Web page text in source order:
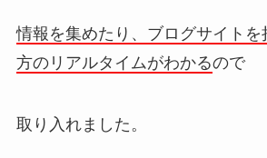
情報を集めたり、ブログサイト
方のリアルタイムがわかるので
取り入れました。